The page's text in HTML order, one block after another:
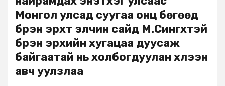
Монгол улсад суугаа онц бөгөөд
бүрэн эрхт элчин сайд М.Сингхтэй
бүрэн эрхийн хугацаа дуусаж
байгаатай нь холбогдуулан хүлээн
авч уулзлаа